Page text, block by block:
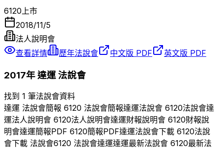
6120 上市
2018/11/5
法人說明會
查看詳情
歷年法說會 中文版 PDF 英文版 PDF
2017年達運法說會
找到 1 筆法說會資料
達運 法說會簡報 6120 法說會簡報達運法說會 6120法說會達
運法人說明會 6120法人說明會達運財報說明會 6120財報說
明會達運簡報PDF 6120簡報PDF達運法說會下載 6120法說
會下載 法說會6120 法說會達運達運最新法說會 6120最新法